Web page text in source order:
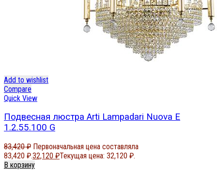
Add to wishlist
Compare
Quick View
Подвесная люстра Arti Lampadari Nuova E
1.2.55.100 G
83,420₽ Первоначальная цена составляла
83,420 ₽.32,120 ₽Текущая цена: 32,120 ₽.
В корзину